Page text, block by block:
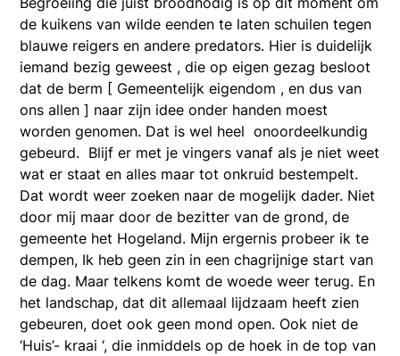
de kuikens van wilde eenden te laten schuilen tegen
blauwe reigers en andere predators. Hier is duidelijk
iemand bezig geweest , die op eigen gezag besloot
dat de berm [ Gemeentelijk eigendom , en dus van
ons allen ] naar zijn idee onder handen moest
worden genomen. Dat is wel heel onoordeelkundig
gebeurd. Blijf er met je vingers vanaf als je niet weet
wat er staat en alles maar tot onkruid bestempelt.
Dat wordt weer zoeken naar de mogelijk dader. Niet
door mij maar door de bezitter van de grond, de
gemeente het Hogeland. Mijn ergernis probeer ik te
dempen, Ik heb geen zin in een chagrijnige start van
de dag. Maar telkens komt de woede weer terug. En
het landschap, dat dit allemaal lijdzaam heeft zien
gebeuren, doet ook geen mond open. Ook niet de
‘Huis’- kraai ‘, die inmiddels op de hoek in de top van